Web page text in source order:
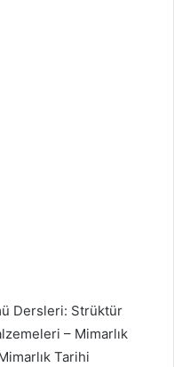
Dersleri: Strüktür
– Mimarlık
Tarihi